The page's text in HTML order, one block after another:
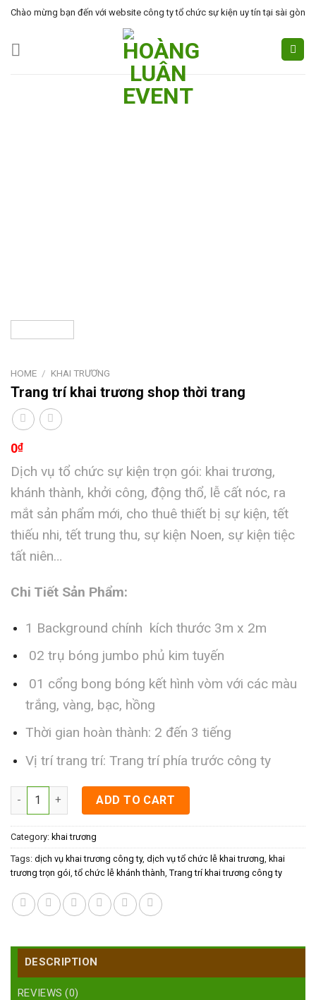
Skip
content
Chào mừng bạn đến với website công ty tổ chức sự kiện uy tín tại sài gòn
HOME / KHAI TRƯƠNG
Trang trí khai trương shop thời trang
0₫
Dịch vụ tổ chức sự kiện trọn gói: khai trương,
khánh thành, khởi công, động thổ, lễ cất nóc, ra
mắt sản phẩm mới, cho thuê thiết bị sự kiện, tết
thiếu nhi, tết trung thu, sự kiện Noen, sự kiện tiệc
tất niên…
Chi Tiết Sản Phẩm:
1 Background chính kích thước 3m x 2m
02 trụ bóng jumbo phủ kim tuyến
01 cổng bong bóng kết hình vòm với các màu
trắng, vàng, bạc, hồng
Thời gian hoàn thành: 2 đến 3 tiếng
Vị trí trang trí: Trang trí phía trước công ty
Trang trí khai trương shop thời trang quantity
ADD TO CART
Category: khai trương
Tags: dịch vụ khai trương công ty, dịch vụ tổ chức lễ khai trương khai
trương trọn gói ,tổ chức lễ khánh thành Trang trí khai trương công ty
DESCRIPTION
REVIEWS (0)